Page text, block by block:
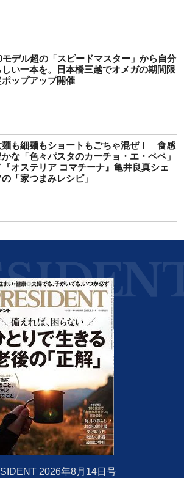
モデル超の「スピードマスター」から自分
しい一本を。日本橋三越でオメガの期間限
ポップアップ開催
麺も細麺もショートもごちゃ混ぜ！ 食感
かな「色々パスタのカーチョ・エ・ペペ」
『オステリア コマチーナ』亀井良真シェ
の「家つまみレシピ」
2026年8月14日号